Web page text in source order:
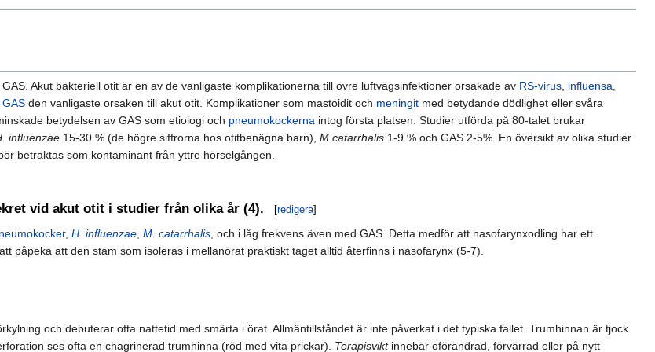
GAS. Akut bakteriell otit är en av de vanligaste komplikationerna till övre luftvägsinfektioner orsakade av RS-virus, influensa,
GAS den vanligaste orsaken till akut otit. Komplikationer som mastoidit och meningit med betydande dödlighet eller svåra
betydelsen av GAS som etiologi och pneumokockerna intog första platsen. Studier utförda på 80-talet brukar
influenzae 15-30 % (de högre siffrorna hos otitbenägna barn), M catarrhalis 1-9 % och GAS 2-5%. En översikt av olika studier
betraktas som kontaminant från yttre hörselgången.
vid akut otit i studier från olika år (4). [redigera]
, H. influenzae M. catarrhalis , och i låg frekvens även med GAS. Detta medför att nasofarynxodling har ett
påpeka att den stam som isoleras i mellanörat praktiskt taget alltid återfinns i nasofarynx (5-7).
och debuterar ofta nattetid med smärta i örat. Allmäntillståndet är inte påverkat i det typiska fallet. Trumhinnan är tjock
ses ofta en chagrinerad trumhinna (röd med vita prickar). Terapisviktinnebär oförändrad, förvärrad eller på nytt